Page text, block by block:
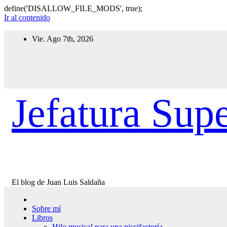
define('DISALLOW_FILE_MODS', true);
Ir al contenido
Vie. Ago 7th, 2026
Jefatura
El blog de Juan Luis Saldaña
Sobre mí
Libros